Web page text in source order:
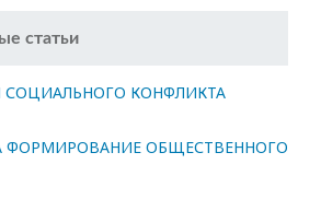
статьи
СОЦИАЛЬНОГО КОНФЛИКТА
ФОРМИРОВАНИЕ ОБЩЕСТВЕННОГО